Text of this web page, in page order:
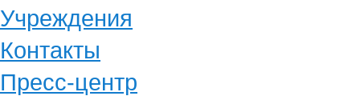
Учреждения
Контакты
Пресс-центр